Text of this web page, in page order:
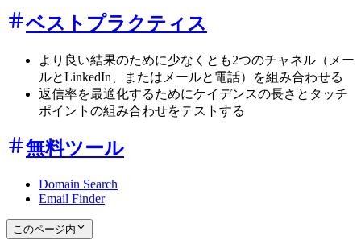
ベストプラクティス
より良い結果のために少なくとも2つのチャネル（メー
ルとLinkedIn、またはメールと電話）を組み合わせる
返信率を最適化するためにケイデンスの長さとタッチ
ポイントの組み合わせをテストする
無料ツール
Domain Search
Email Finder
このページ内